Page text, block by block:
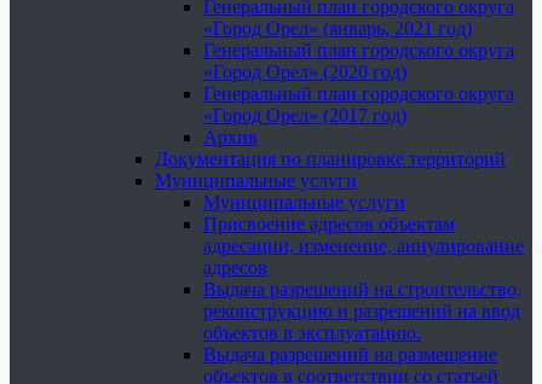
Генеральный план городского округа
«Город Орел» (январь, 2021 год)
Генеральный план городского округа
«Город Орел» (2020 год)
Генеральный план городского округа
«Город Орел» (2017 год)
Архив
Документация по планировке территорий
Муниципальные услуги
Муниципальные услуги
Присвоение адресов объектам
адресации, изменение, аннулирование
адресов
Выдача разрешений на строительство,
реконструкцию и разрешений на ввод
объектов в эксплуатацию.
Выдача разрешений на размещение
объектов в соответствии со статьей